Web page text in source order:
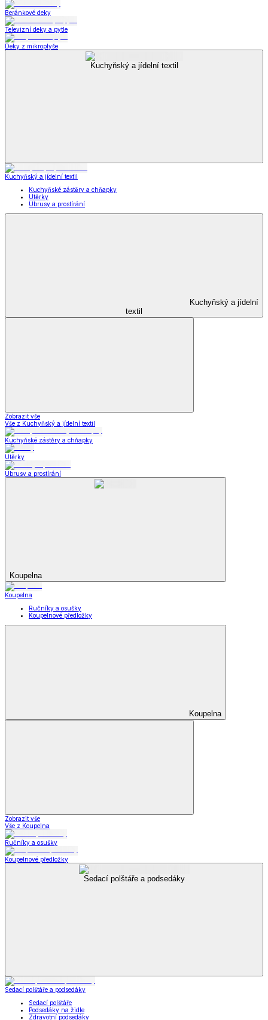
Beránkové deky
Televizní deky a pytle
Deky z mikroplyše
Kuchyňský a jídelní textil
Kuchyňský a jídelní textil
Kuchyňské zástěry a chňapky
Utěrky
Ubrusy a prostírání
Kuchyňský a jídelní
textil
Zobrazit vše
Vše z Kuchyňský a jídelní textil
Kuchyňské zástěry a chňapky
Utěrky
Ubrusy a prostírání
Koupelna
Koupelna
Ručníky a osušky
Koupelnové předložky
Koupelna
Zobrazit vše
Vše z Koupelna
Ručníky a osušky
Koupelnové předložky
Sedací polštáře a podsedáky
Sedací polštáře a podsedáky
Sedací polštáře
Podsedáky na židle
Zdravotní podsedáky